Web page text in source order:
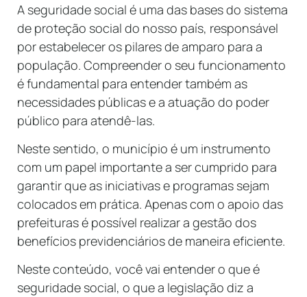
A seguridade social é uma das bases do sistema
de proteção social do nosso país, responsável
por estabelecer os pilares de amparo para a
população. Compreender o seu funcionamento
é fundamental para entender também as
necessidades públicas e a atuação do poder
público para atendê-las.
Neste sentido, o município é um instrumento
com um papel importante a ser cumprido para
garantir que as iniciativas e programas sejam
colocados em prática. Apenas com o apoio das
prefeituras é possível realizar a gestão dos
benefícios previdenciários de maneira eficiente.
Neste conteúdo, você vai entender o que é
seguridade social, o que a legislação diz a